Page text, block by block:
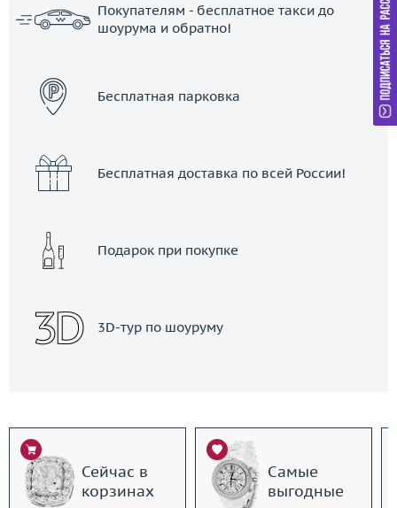
Покупателям - бесплатное такси до
шоурума и обратно!
Бесплатная парковка
Бесплатная доставка по всей России!
Подарок при покупке
3D-тур по шоуруму
Сейчас в
корзинах
Самые
выгодные